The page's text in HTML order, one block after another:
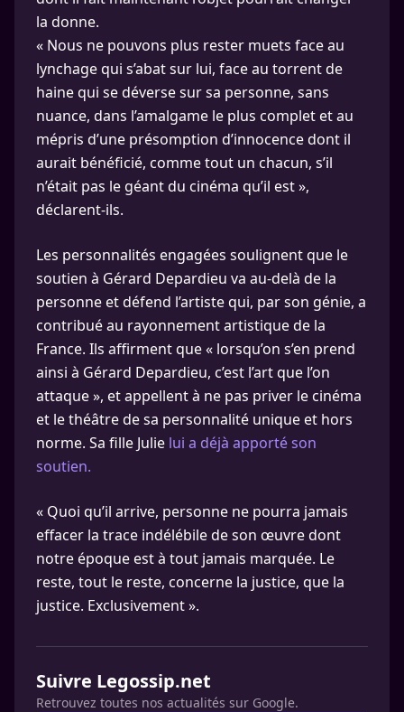
la donne.
« Nous ne pouvons plus rester muets face au
lynchage qui s’abat sur lui, face au torrent de
haine qui se déverse sur sa personne, sans
nuance, dans l’amalgame le plus complet et au
mépris d’une présomption d’innocence dont il
aurait bénéficié, comme tout un chacun, s’il
n’était pas le géant du cinéma qu’il est »,
déclarent-ils.
Les personnalités engagées soulignent que le
soutien à Gérard Depardieu va au-delà de la
personne et défend l’artiste qui, par son génie, a
contribué au rayonnement artistique de la
France. Ils affirment que « lorsqu’on s’en prend
ainsi à Gérard Depardieu, c’est l’art que l’on
attaque », et appellent à ne pas priver le cinéma
et le théâtre de sa personnalité unique et hors
norme. Sa fille Julie lui a déjà apporté son
soutien.
« Quoi qu’il arrive, personne ne pourra jamais
effacer la trace indélébile de son œuvre dont
notre époque est à tout jamais marquée. Le
reste, tout le reste, concerne la justice, que la
justice. Exclusivement ».
Suivre Legossip.net
Retrouvez toutes nos actualités sur Google.